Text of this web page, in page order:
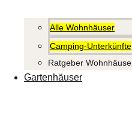
Alle Wohnhäuser
Camping-Unterkünfte
Ratgeber
Gartenhäuser